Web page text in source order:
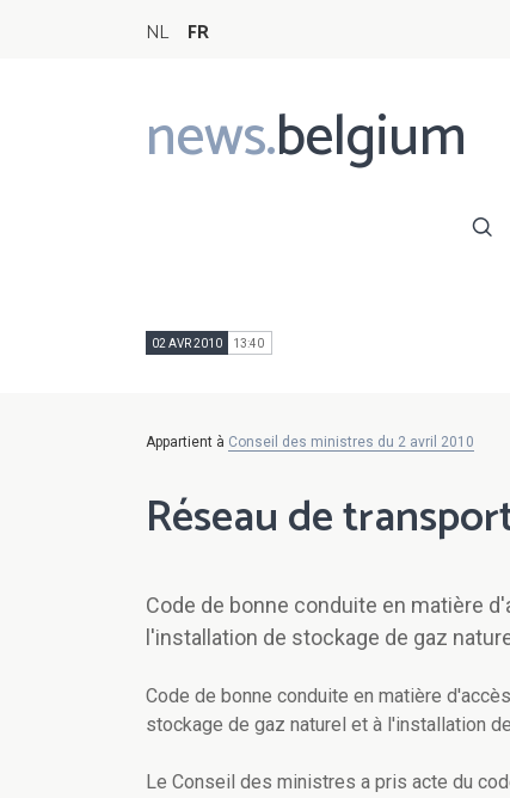
NL FR
news.belgium
Main
navigation
02 AVR 2010 13:40
Appartient à Conseil des ministres du 2 avril 2010
Réseau de
Code de bonne conduite en matière
l'installation de stockage de gaz
Code de bonne conduite en matière
stockage de gaz naturel et à l'installation
Le Conseil des ministres a pris acte du